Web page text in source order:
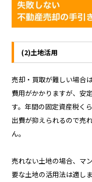
(2)土地活用
売却・買取が難しい場合
費用がかかりますが、安
す。年間の固定資産税く
出費が抑えられるので売
ん。
売れない土地の場合、マ
要な土地の活用法は適し